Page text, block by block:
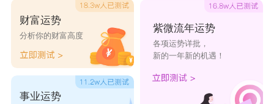
财富运势
分析你的财富高度
事业运势
紫微流年运势
各项运势详批，
新的一年新的机遇！